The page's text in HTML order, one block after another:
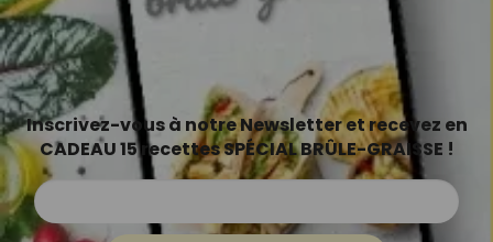
Inscrivez-vous à notre Newsletter et recevez en
CADEAU 15 recettes SPÉCIAL BRÛLE-GRAISSE !